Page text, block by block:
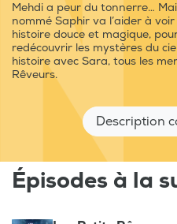
Mehdi a peur du tonnerre…
nommé Saphir va l’aider à
histoire douce et magique,
redécouvrir les mystères du
histoire avec Sara, tous les
Rêveurs.
Description
Épisodes à la